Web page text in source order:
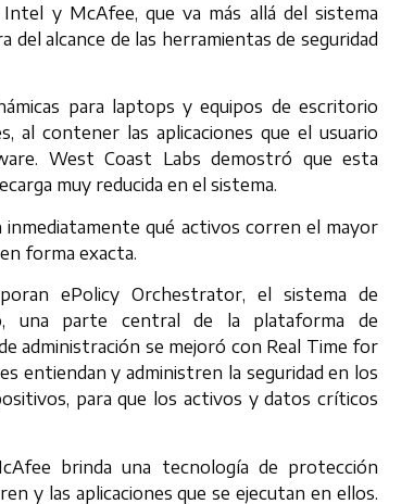
y McAfee, que va más allá del sistema
alcance de las herramientas de seguridad
para laptops y equipos de escritorio
al contener las aplicaciones que el usuario
West Coast Labs demostró que esta
muy reducida en el sistema.
qué activos corren el mayor
forma exacta.
ePolicy Orchestrator, el sistema de
una parte central de la plataforma de
administración se mejoró con Real Time for
entiendan y administren la seguridad en los
para que los activos y datos críticos
brinda una tecnología de protección
y las aplicaciones que se ejecutan en ellos.